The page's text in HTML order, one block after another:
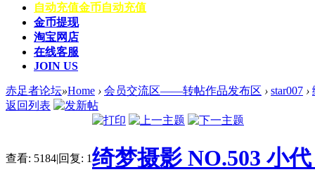
自动充值金币自动充值
金币提现
淘宝网店
在线客服
JOIN US
赤足者论坛»Home › 会员交流区——转帖作品发布区 › star007 ›
返回列表
查看: 5184|回复: 1绮梦摄影 NO.503 小